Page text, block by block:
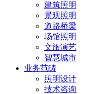
建筑照明
景观照明
道路桥梁
场馆照明
文旅演艺
智慧城市
业务范畴
照明设计
技术咨询